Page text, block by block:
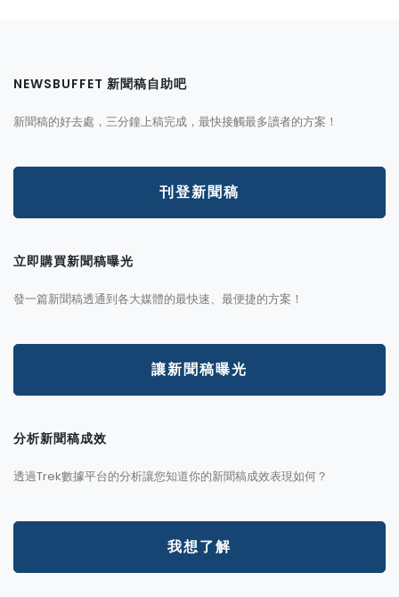
NEWSBUFFET 新聞稿自助吧
新聞稿的好去處，三分鐘上稿完成，最快接觸最多讀者的方案！
刊登新聞稿
立即購買新聞稿曝光
發一篇新聞稿透通到各大媒體的最快速、最便捷的方案！
讓新聞稿曝光
分析新聞稿成效
透過Trek數據平台的分析讓您知道你的新聞稿成效表現如何？
我想了解